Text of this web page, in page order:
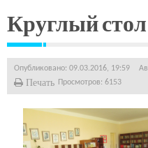
Круглый стол
Опубликовано: 09.03.2016, 19:59
Просмотров: 6153
Печать